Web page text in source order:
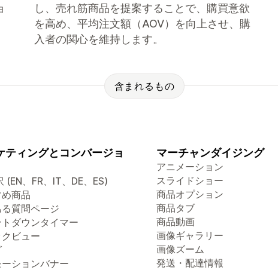
し、売れ筋商品を提案することで、購買意欲
を高め、平均注文額（AOV）を向上させ、購
入者の関心を維持します。
含まれるもの
ティングとコンバージョ
(EN、FR、IT、DE、ES)
商品
質問ページ
トダウンタイマー
ビュー
ションバナー
マーチャンダイジング
アニメーション
スライドショー
商品オプション
商品タブ
商品動画
画像ギャラリー
画像ズーム
発送・配達情報